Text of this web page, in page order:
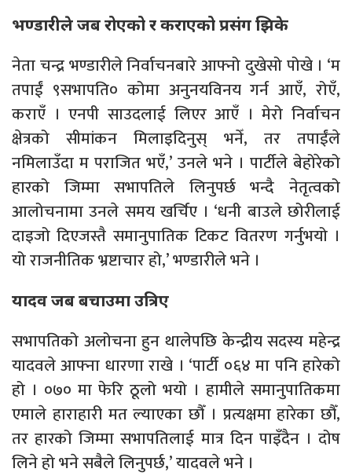
भण्डारीले जब रोएको र कराएको प्रसंग झिके
नेता चन्द्र भण्डारीले निर्वाचनबारे आफ्नो दुखेसो पोखे । ‘म
तपाईं ९सभापति० कोमा अनुनयविनय गर्न आएँ, रोएँ,
कराएँ । एनपी साउदलाई लिएर आएँ । मेरो निर्वाचन
क्षेत्रको सीमांकन मिलाइदिनुस् भनेँ, तर तपाईंले
नमिलाउँदा म पराजित भएँ,’ उनले भने । पार्टीले बेहोरेको
हारको जिम्मा सभापतिले लिनुपर्छ भन्दै नेतृत्वको
आलोचनामा उनले समय खर्चिए । ‘धनी बाउले छोरीलाई
दाइजो दिएजस्तै समानुपातिक टिकट वितरण गर्नुभयो ।
यो राजनीतिक भ्रष्टाचार हो,’ भण्डारीले भने ।
यादव जब बचाउमा उत्रिए
सभापतिको अलोचना हुन थालेपछि केन्द्रीय सदस्य महेन्द्र
यादवले आफ्ना धारणा राखे । ‘पार्टी ०६४ मा पनि हारेको
हो । ०७० मा फेरि ठूलो भयो । हामीले समानुपातिकमा
एमाले हाराहारी मत ल्याएका छौँ । प्रत्यक्षमा हारेका छौँ,
तर हारको जिम्मा सभापतिलाई मात्र दिन पाइँदैन । दोष
लिने हो भने सबैले लिनुपर्छ,’ यादवले भने ।